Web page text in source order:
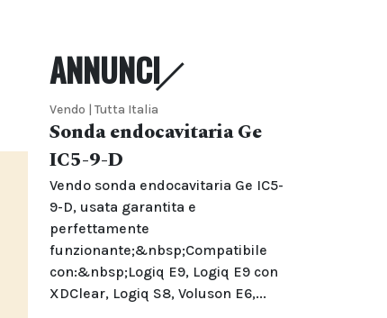
ANNUNCI
Vendo | Tutta Italia
Sonda endocavitaria Ge
IC5-9-D
Vendo sonda endocavitaria Ge IC5-
9-D, usata garantita e
perfettamente
funzionante;&nbsp;Compatibile
con:&nbsp;Logiq E9, Logiq E9 con
XDClear, Logiq S8, Voluson E6,...